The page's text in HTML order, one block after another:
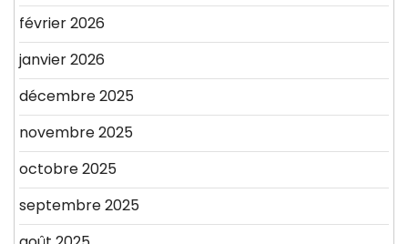
février 2026
janvier 2026
décembre 2025
novembre 2025
octobre 2025
septembre 2025